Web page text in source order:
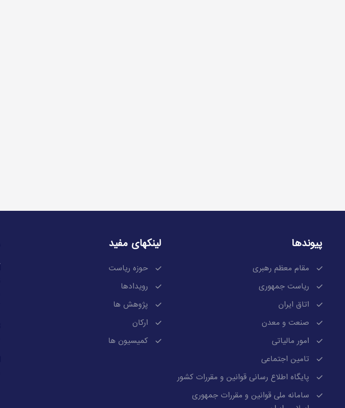
پیوندها
مقام معظم رهبری
ریاست جمهوری
اتاق ایران
صنعت و معدن
امور مالیاتی
تامین اجتماعی
پایگاه اطلاع رسانی قوانین و مقررات کشور
سامانه ملی قوانین و مقررات جمهوری
لینکهای مفید
حوزه ریاست
رویدادها
پژوهش ها
ارکان
کمیسیون ها